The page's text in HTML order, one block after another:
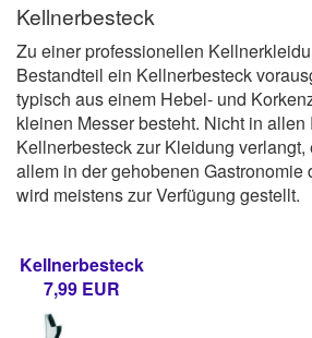
Kellnerbesteck
Zu einer professionellen
Bestandteil ein Kellnerbesteck
typisch aus einem Hebel- und
kleinen Messer besteht. Nicht in
Kellnerbesteck zur Kleidung verlangt,
allem in der gehobenen Gastronomie
wird meistens zur Verfügung gestellt.
Kellnerbesteck
7,99 EUR